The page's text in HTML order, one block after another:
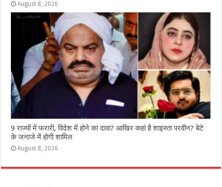
August 8, 2026
9 राज्‍यों में फरारी, व‍िदेश में होने का दावा? आख‍िर कहां है शाइस्‍ता परवीन? बेटे
के जनाजे में होगी शामिल
August 8, 2026